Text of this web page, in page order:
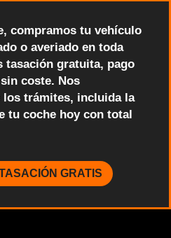
compramos tu vehículo
o averiado en toda
tasación gratuita, pago
coste. Nos
los trámites, incluida la
tu coche hoy con total
GRATIS